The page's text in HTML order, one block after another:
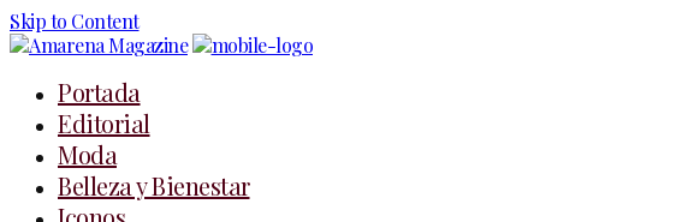
Skip to Content
Portada
Editorial
Moda
Belleza y Bienestar